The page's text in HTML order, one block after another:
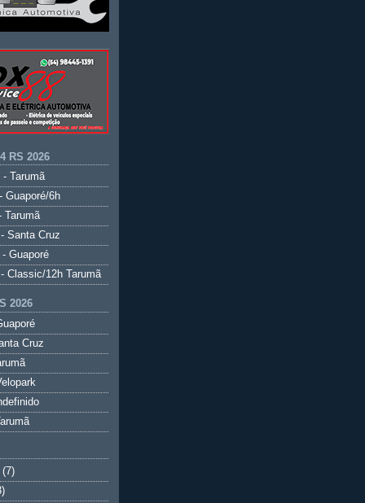
RS 2026
- Tarumã
Guaporé/6h
Tarumã
Santa Cruz
Guaporé
Classic/12h Tarumã
2026
Cruz
(7)